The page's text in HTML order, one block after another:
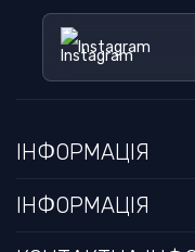
Instagram
ІНФОРМАЦІЯ
ІНФОРМАЦІЯ